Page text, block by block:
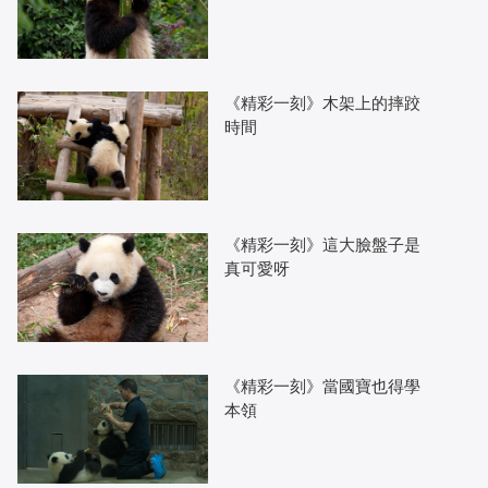
《精彩一刻》木架上的摔跤
時間
《精彩一刻》這大臉盤子是
真可愛呀
《精彩一刻》當國寶也得學
本領